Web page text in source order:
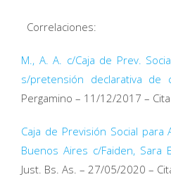
Correlaciones:
M., A. A. c/Caja de Prev.
s/pretensión declarativa de
Pergamino – 11/12/2017 – Cita
Caja de Previsión Social para
Buenos Aires c/Faiden, Sara
Just. Bs. As. – 27/05/2020 –